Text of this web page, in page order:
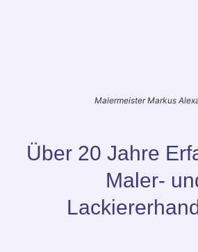
Malermeister Markus
Über 20 Jahre
Maler-